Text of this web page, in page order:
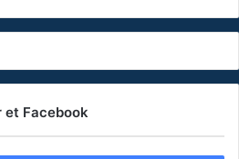
et Facebook